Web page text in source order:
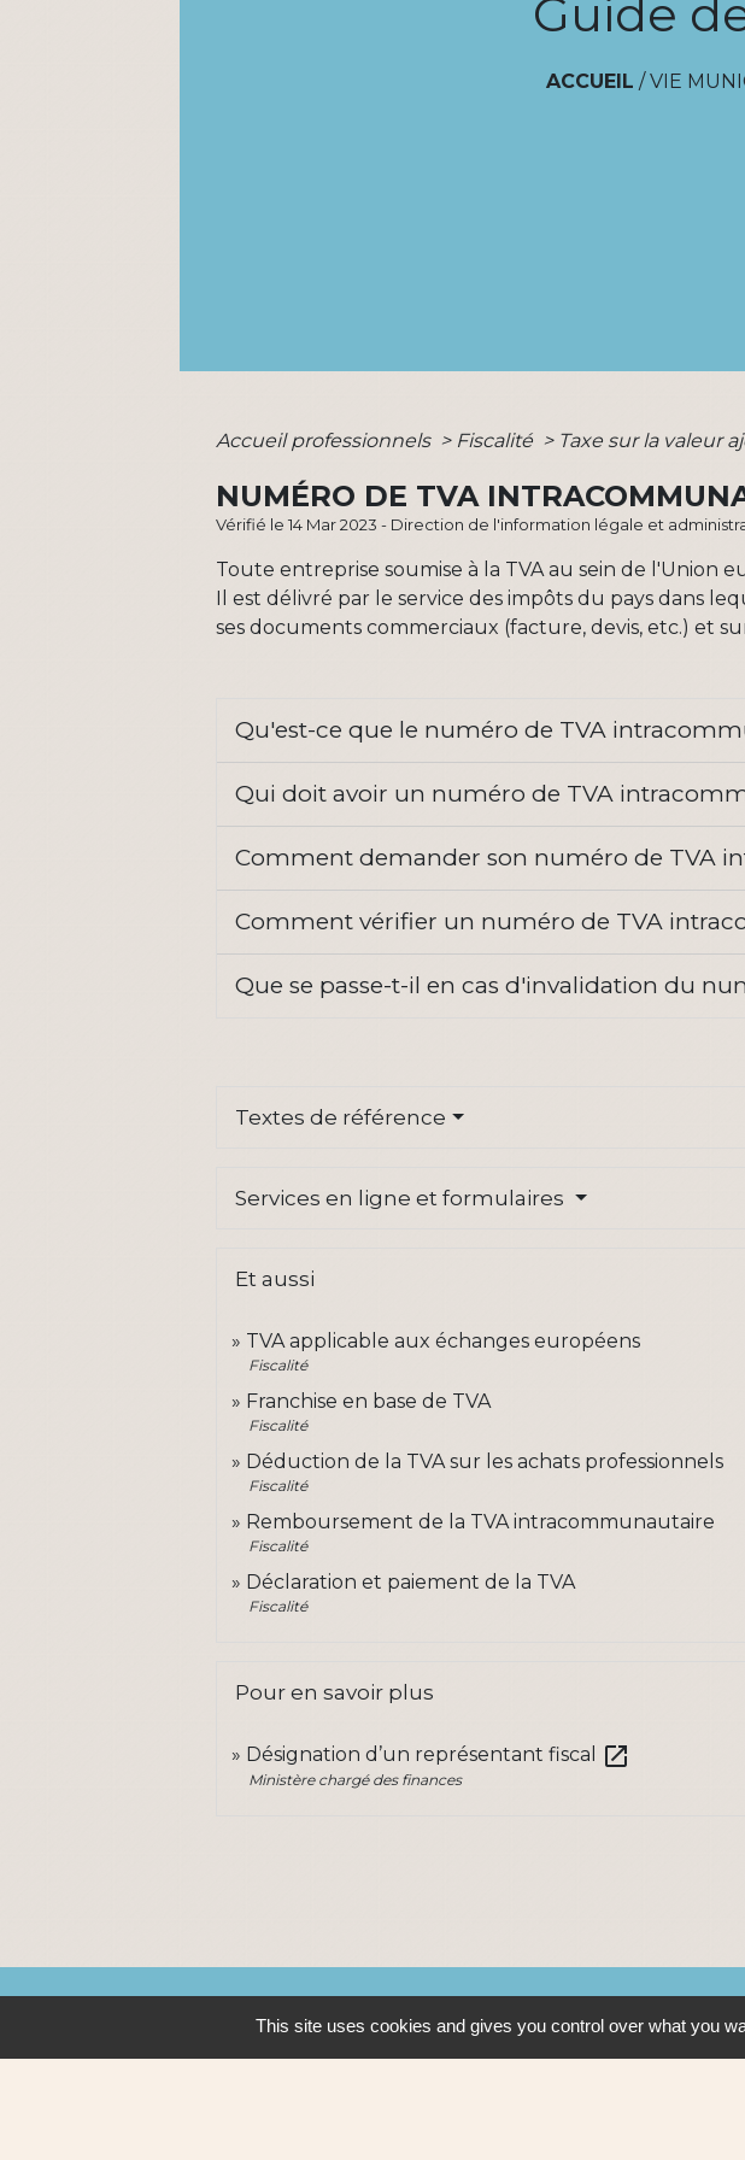
Guide
ACCUEIL /VIE
Accueil professionnels > Fiscalité > Taxe sur la valeur
NUMÉRO DE TVA
Vérifié le 14 Mar 2023 - Direction de l'information légale et
Toute entreprise soumise à la TVA au sein de l'Union
Il est délivré par le service des impôts du pays dans
ses documents commerciaux (facture, devis, etc.) et
Qu'est-ce que le numéro de TVA
Qui doit avoir un numéro de TVA
Comment demander son numéro de TVA
Comment vérifier un numéro de TVA
Que se passe-t-il en cas d'invalidation du
Textes de référence
Services en ligne et formulaires
Et aussi
TVA applicable aux échanges européens
Fiscalité
Franchise en base de TVA
Fiscalité
Déduction de la TVA sur les achats professionnels
Fiscalité
Remboursement de la TVA intracommunautaire
Fiscalité
Déclaration et paiement de la TVA
Fiscalité
Pour en savoir plus
Désignation d’un représentant fiscal open_in_new
Ministère chargé des finances
Contacts
This site uses cookies and gives you control over what you